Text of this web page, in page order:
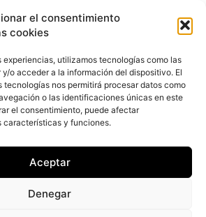
el consentimiento
cookies
experiencias, utilizamos tecnologías como las
o acceder a la información del dispositivo. El
tecnologías nos permitirá procesar datos como
o las identificaciones únicas en este
el consentimiento, puede afectar
características y funciones.
Aceptar
Denegar
Marinella, el
que
las mejores
del mundo
de 2023
de la firma de corbatas
el establishment empresarial y